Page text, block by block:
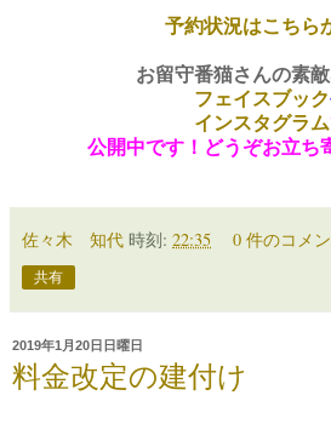
予約状況はこちら
お留守番猫さんの素
フェイスブック
インスタグラム
公開中です！どうぞお立ち
佐々木 知代 時刻: 22:35 0 件のコメ
共有
2019年1月20日日曜日
料金改定の建付け